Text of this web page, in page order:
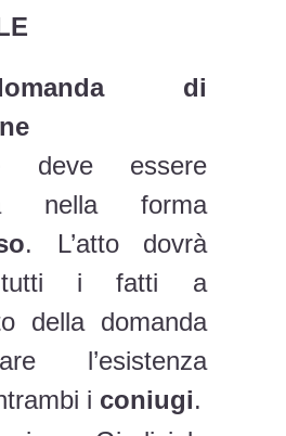
di
deve essere
nella forma
. L’atto dovrà
tutti i fatti a
della domanda
l’esistenza
i coniugi.